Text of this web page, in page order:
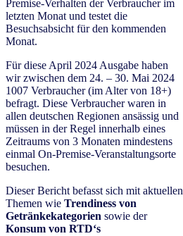
Premise-Verhalten der Verbraucher im
letzten Monat und testet die
Besuchsabsicht für den kommenden
Monat.​
Für diese April 2024 Ausgabe haben
wir zwischen dem 24. – 30. Mai 2024
1007 Verbraucher (im Alter von 18+)
befragt. Diese Verbraucher waren in
allen deutschen Regionen ansässig und
müssen in der Regel innerhalb eines
Zeitraums von 3 Monaten mindestens
einmal On-Premise-Veranstaltungsorte
besuchen.​​
Dieser Bericht befasst sich mit aktuellen
Themen wie Trendiness von
Getränkekategorien sowie der
Konsum von RTD‘s​